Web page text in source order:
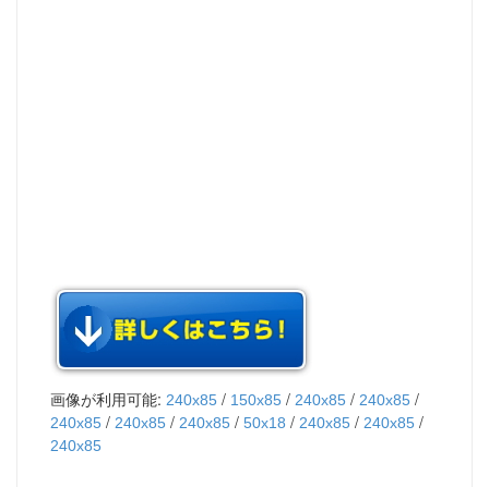
画像が利用可能: 240x85 / 150x85 / 240x85 / 240x85 /
240x85 / 240x85 / 240x85 / 50x18 / 240x85 / 240x85 /
240x85